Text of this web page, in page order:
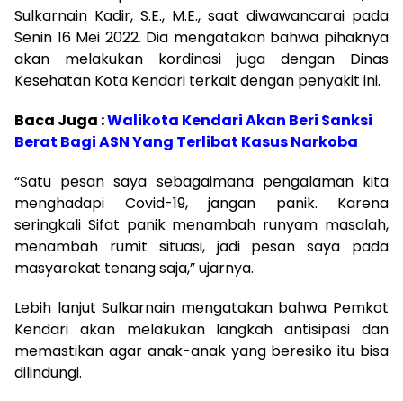
Sulkarnain Kadir, S.E., M.E., saat diwawancarai pada
Senin 16 Mei 2022. Dia mengatakan bahwa pihaknya
akan melakukan kordinasi juga dengan Dinas
Kesehatan Kota Kendari terkait dengan penyakit ini.
Baca Juga :Walikota Kendari Akan Beri Sanksi
Berat Bagi ASN Yang Terlibat Kasus Narkoba
“Satu pesan saya sebagaimana pengalaman kita
menghadapi Covid-19, jangan panik. Karena
seringkali Sifat panik menambah runyam masalah,
menambah rumit situasi, jadi pesan saya pada
masyarakat tenang saja,” ujarnya.
Lebih lanjut Sulkarnain mengatakan bahwa Pemkot
Kendari akan melakukan langkah antisipasi dan
memastikan agar anak-anak yang beresiko itu bisa
dilindungi.